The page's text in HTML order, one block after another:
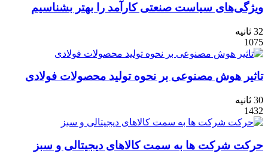
ویژگی‌های سیاست‌ صنعتی کارآمد را بهتر بشناسیم
32 ثانیه
1075
تاثیر هوش مصنوعی بر نحوه تولید محصولات فولادی
30 ثانیه
1432
حرکت‌ شرکت‌ ها به سمت کالاهای دیجیتالی و سبز